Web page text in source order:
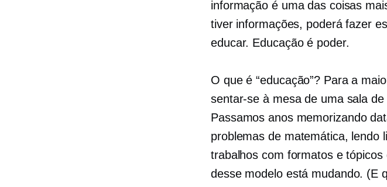
informação é uma das coisas
tiver informações, poderá fazer
educar. Educação é poder.
O que é “educação”? Para a
sentar-se à mesa de uma sala
Passamos anos memorizando
problemas de matemática, lendo
trabalhos com formatos e
desse modelo está mudando. (E